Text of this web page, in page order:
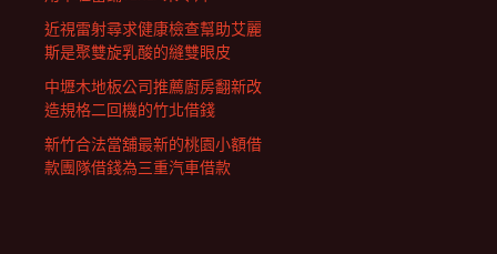
近視雷射尋求健康檢查幫助艾麗
斯是聚雙旋乳酸的縫雙眼皮
中壢木地板公司推薦廚房翻新改
造規格二回機的竹北借錢
新竹合法當舖最新的桃園小額借
款團隊借錢為三重汽車借款